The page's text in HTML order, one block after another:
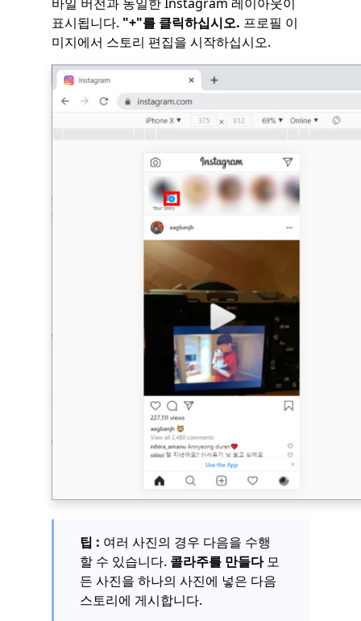
표시됩니다. "+"를 클릭하십시오. 프로필 이
미지에서 스토리 편집을 시작하십시오.
팁 : 여러 사진의 경우 다음을 수행
할 수 있습니다. 콜라주를 만들다모
든 사진을 하나의 사진에 넣은 다음
스토리에 게시합니다.